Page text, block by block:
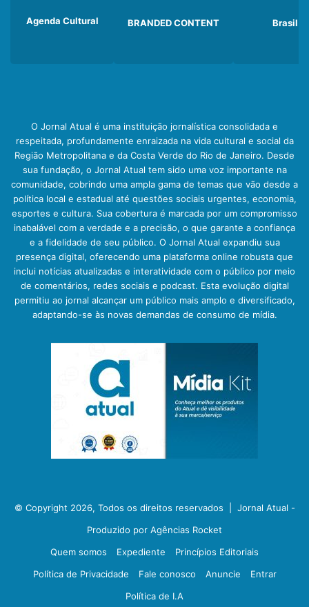
Agenda Cultural BRANDED CONTENT Brasil
O Jornal Atual é uma instituição jornalística consolidada e
respeitada, profundamente enraizada na vida cultural e social da
Região Metropolitana e da Costa Verde do Rio de Janeiro. Desde
sua fundação, o Jornal Atual tem sido uma voz importante na
comunidade, cobrindo uma ampla gama de temas que vão desde a
política local e estadual até questões sociais urgentes, economia,
esportes e cultura. Sua cobertura é marcada por um compromisso
inabalável com a verdade e a precisão, o que garante a confiança
e a fidelidade de seu público. O Jornal Atual expandiu sua
presença digital, oferecendo uma plataforma online robusta que
inclui notícias atualizadas e interatividade com o público por meio
de comentários, redes sociais e podcast. Esta evolução digital
permitiu ao jornal alcançar um público mais amplo e diversificado,
adaptando-se às novas demandas de consumo de mídia.
© Copyright 2026, Todos os direitos reservados | Jornal Atual -
Produzido por Agências Rocket
Quem somos
Expediente
Princípios Editoriais
Política de Privacidade
Fale conosco Anuncie
Entrar
Política de I.A